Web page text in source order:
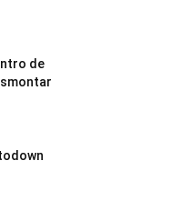
de